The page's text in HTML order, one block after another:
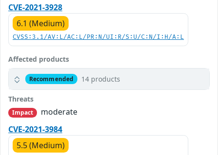
CVE-2021-3928
6.1 (Medium)
CVSS:3.1/AV:L/AC:L/PR:N/UI:R/S:U/C:N/I:H/A:L
Affected products
Recommended 14 products
Threats
Impact
moderate
CVE-2021-3984
5.5 (Medium)